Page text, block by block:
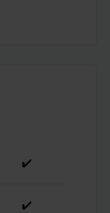
✔️
✔️